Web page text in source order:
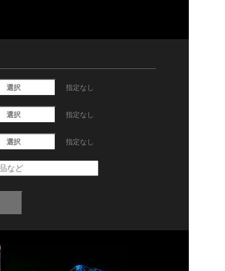
選択 指定なし
選択 指定なし
選択 指定なし